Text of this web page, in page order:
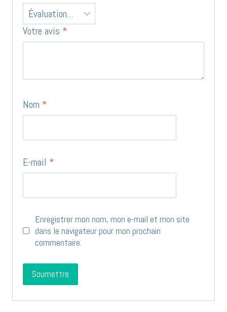
Votre avis *
Nom *
E-mail *
Enregistrer mon nom, mon e-mail et mon site
dans le navigateur pour mon prochain
commentaire.